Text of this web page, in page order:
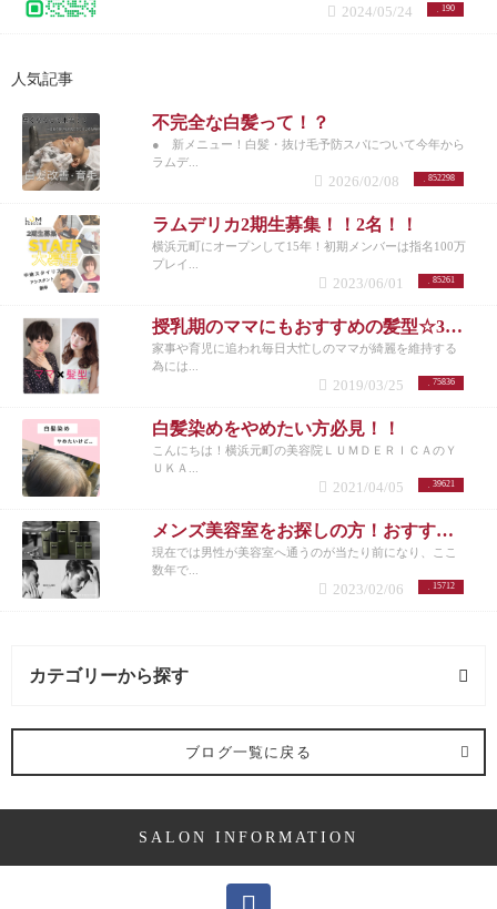
190
2024/05/24
人気記事
不完全な白髪って！？
● 新メニュー！白髪・抜け毛予防スパについて今年から
ラムデ...
852298
2026/02/08
ラムデリカ2期生募集！！2名！！
横浜元町にオープンして15年！初期メンバーは指名100万
プレイ...
85261
2023/06/01
授乳期のママにもおすすめの髪型☆30代女性を若く見せるスタイル特集☆
家事や育児に追われ毎日大忙しのママが綺麗を維持する
為には...
75836
2019/03/25
白髪染めをやめたい方必見！！
こんにちは！横浜元町の美容院ＬＵＭＤＥＲＩＣＡのＹ
ＵＫＡ...
39621
2021/04/05
メンズ美容室をお探しの方！おすすめメニューまとめ
現在では男性が美容室へ通うのが当たり前になり、ここ
数年で...
15712
2023/02/06
カテゴリーから探す
求人 (2記事)
ママ向け (10記事)
ブログ一覧に戻る
SALON INFORMATION